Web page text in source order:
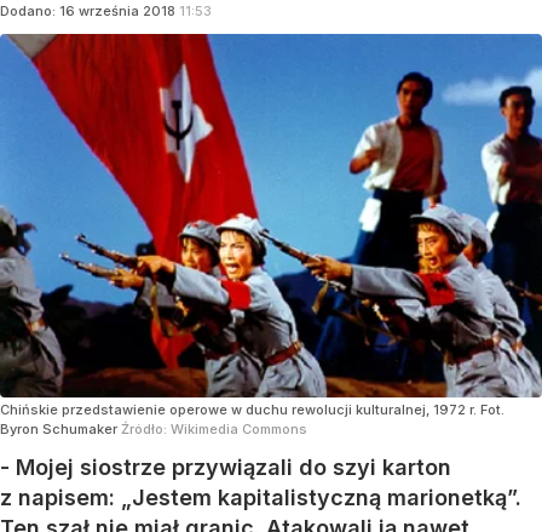
Dodano: 16 września 2018 11:53
Chińskie przedstawienie operowe w duchu rewolucji kulturalnej, 1972 r. Fot.
Byron Schumaker Źródło: Wikimedia Commons
- Mojej siostrze przywiązali do szyi karton
z napisem: „Jestem kapitalistyczną marionetką”.